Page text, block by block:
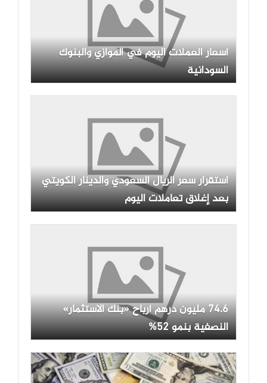
أسعار العملات اليوم في الموازي والبنوك
السودانية
استقرار سعر الريال السعودي والدينار الكويتي
بعد إغلاق تعاملات اليوم
74.6 مليون درهم أرباح «بنك الاستثمار»
النصفية بنمو 52%